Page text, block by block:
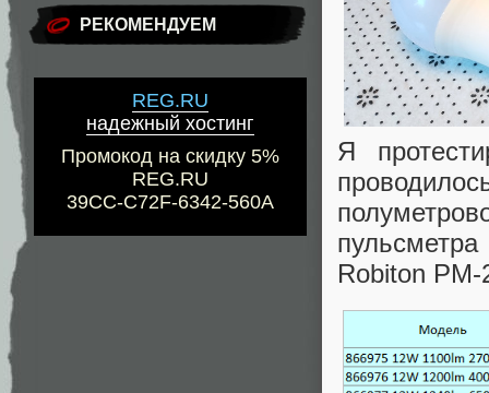
РЕКОМЕНДУЕМ
REG.RU
надежный хостинг
Промокод на скидку 5%
REG.RU
39CC-C72F-6342-560A
Я
Robiton PM-